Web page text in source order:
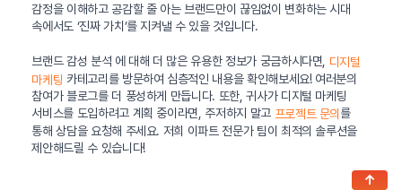
감정을 이해하고 공감할 줄 아는 브랜드만이 끊임없이 변화하는 시대
속에서도 ‘진짜 가치’를 지켜낼 수 있을 것입니다.
브랜드 감성 분석 에 대해 더 많은 유용한 정보가 궁금하시다면, 디지털
마케팅 카테고리를 방문하여 심층적인 내용을 확인해보세요! 여러분의
참여가 블로그를 더 풍성하게 만듭니다. 또한, 귀사가 디지털 마케팅
서비스를 도입하려고 계획 중이라면, 주저하지 말고 프로젝트 문의 를
통해 상담을 요청해 주세요. 저희 이파트 전문가 팀이 최적의 솔루션을
제안해드릴 수 있습니다!
↑